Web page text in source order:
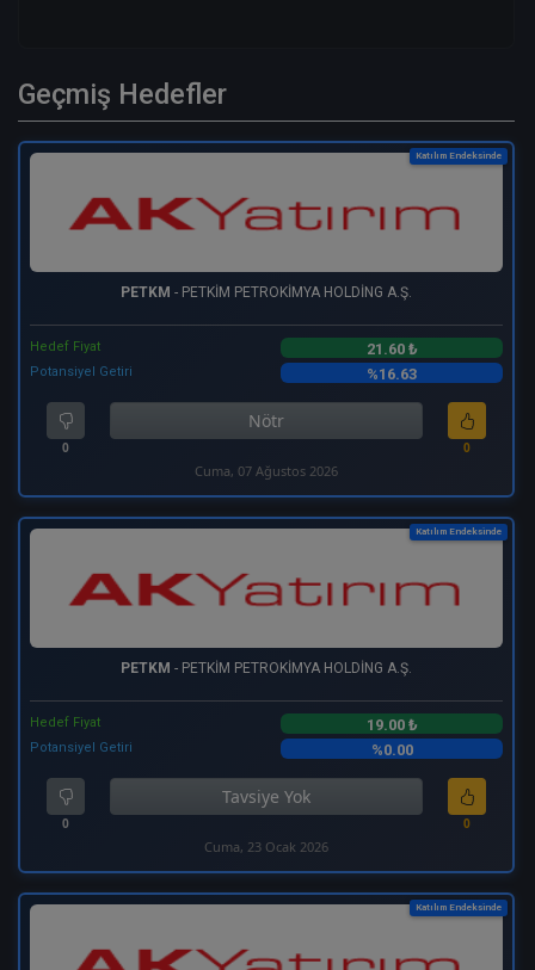
Geçmiş Hedefler
Katılım Endeksinde
PETKM - PETKİM PETROKİMYA HOLDİNG A.Ş.
Hedef Fiyat 21.60 ₺
Potansiyel Getiri %16.63
0
Nötr
0
Cuma, 07 Ağustos 2026
Katılım Endeksinde
PETKM - PETKİM PETROKİMYA HOLDİNG A.Ş.
Hedef Fiyat 19.00 ₺
Potansiyel Getiri %0.00
0
Tavsiye Yok
0
Cuma, 23 Ocak 2026
Katılım Endeksinde